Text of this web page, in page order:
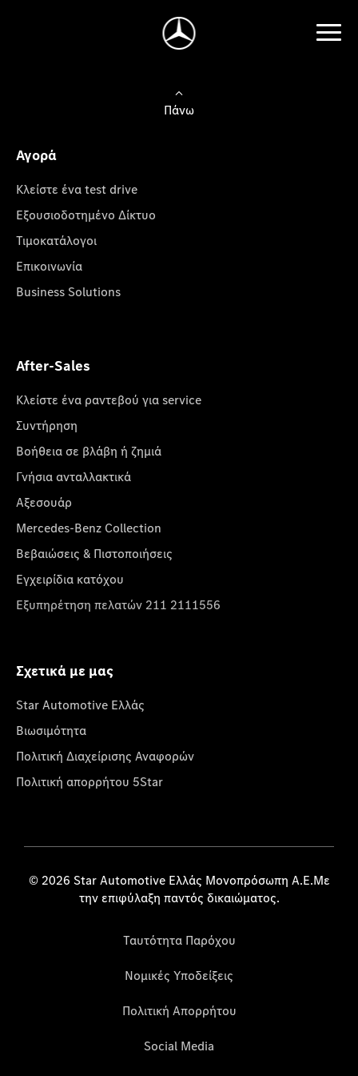
Πάνω
Αγορά
Κλείστε ένα test drive
Εξουσιοδοτημένο Δίκτυο
Τιμοκατάλογοι
Επικοινωνία
Business Solutions
After-Sales
Κλείστε ένα ραντεβού για service
Συντήρηση
Βοήθεια σε βλάβη ή ζημιά
Γνήσια ανταλλακτικά
Αξεσουάρ
Mercedes-Benz Collection
Βεβαιώσεις & Πιστοποιήσεις
Εγχειρίδια κατόχου
Εξυπηρέτηση πελατών 211 2111556
Σχετικά με μας
Star Automotive Ελλάς
Βιωσιμότητα
Πολιτική Διαχείρισης Αναφορών
Πολιτική απορρήτου 5Star
© 2026 Star Automotive Ελλάς Μονοπρόσωπη Α.Ε.Με
την επιφύλαξη παντός δικαιώματος.
Ταυτότητα Παρόχου
Νομικές Υποδείξεις
Πολιτική Απορρήτου
Social Media